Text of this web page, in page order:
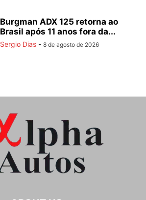
Burgman ADX 125 retorna ao
Brasil após 11 anos fora da...
Sergio Dias - 8 de agosto de 2026